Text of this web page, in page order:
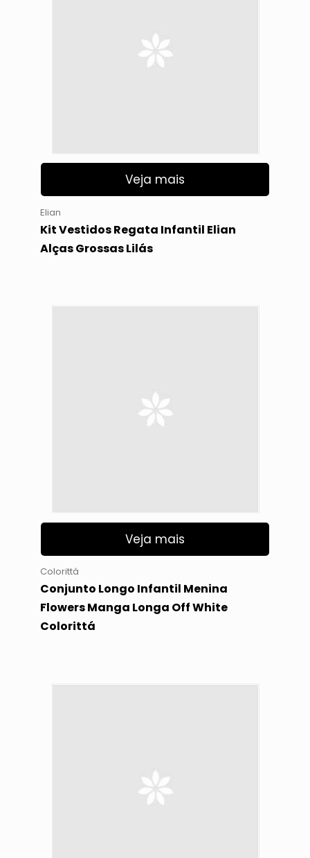
Veja mais
Elian
Kit Vestidos Regata Infantil Elian
Alças Grossas Lilás
Veja mais
Colorittá
Conjunto Longo Infantil Menina
Flowers Manga Longa Off White
Colorittá